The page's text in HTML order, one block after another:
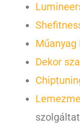
Műanyag
Dekor